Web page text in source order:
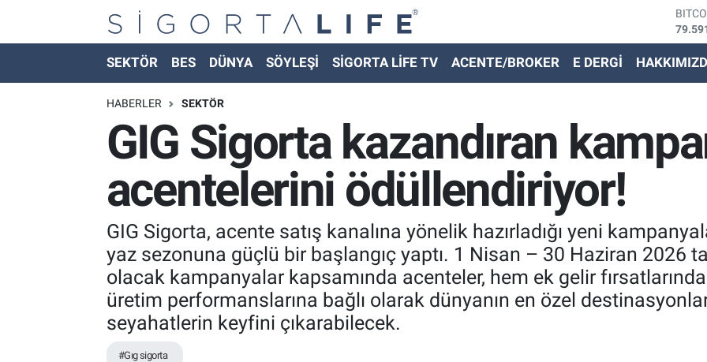
SEKTÖR BES DÜNYA SÖYLEŞİ SİGORTA LİFE TV ACENTE/BROKER E DERGİ
HABERLER SEKTÖR
GIG Sigorta kazandıran
acentelerini ödüllendiriyor!
GIG Sigorta, acente satış kanalına yönelik hazırladığı yeni
yaz sezonuna güçlü bir başlangıç yaptı. 1 Nisan – 30 Haziran 2026
olacak kampanyalar kapsamında acenteler, hem ek gelir
üretim performanslarına bağlı olarak dünyanın en özel
seyahatlerin keyfini çıkarabilecek.
#Gıg sigorta
Nöbetçi Eczaneler
Hava Durumu
Namaz Vakitleri
Trafik Durumu
Süper Lig Puan Durumu ve Fikstür
Tüm Manşetler
Son Dakika Haberleri